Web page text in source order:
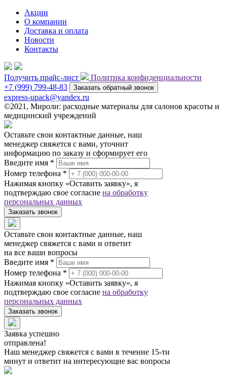
Акции
О компании
Доставка и оплата
Новости
Контакты
Получить прайс-лист
Политика конфиденциальности
+7 (999) 799-48-83
Заказать обратный звонок
express-upack@yandex.ru
©2021, Мироли: расходные материалы для салонов красоты и
медицинский учреждений
Оставьте свои контактные данные, наш
менеджер свяжется с вами, уточнит
информацию по заказу и сформирует его
Введите имя *
Номер телефона *
Нажимая кнопку «Оставить заявку», я
подтверждаю свое согласие на обработку
персональных данных
Заказать звонок
Оставьте свои контактные данные, наш
менеджер свяжется с вами и ответит
на все ваши вопросы
Введите имя *
Номер телефона *
Нажимая кнопку «Оставить заявку», я
подтверждаю свое согласие на обработку
персональных данных
Заказать звонок
Заявка успешно
отправлена!
Наш менеджер свяжется с вами в течение 15-ти
минут и ответит на интересующие вас вопросы